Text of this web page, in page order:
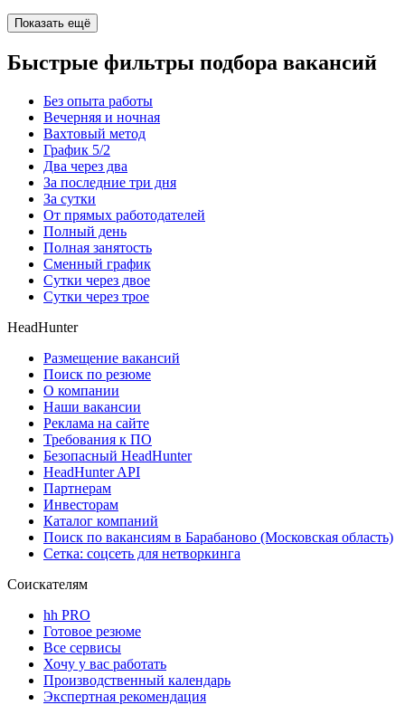
Показать ещё
Быстрые фильтры подбора вакансий
Без опыта работы
Вечерняя и ночная
Вахтовый метод
График 5/2
Два через два
За последние три дня
За сутки
От прямых работодателей
Полный день
Полная занятость
Сменный график
Сутки через двое
Сутки через трое
HeadHunter
Размещение вакансий
Поиск по резюме
О компании
Наши вакансии
Реклама на сайте
Требования к ПО
Безопасный HeadHunter
HeadHunter API
Партнерам
Инвесторам
Каталог компаний
Поиск по вакансиям в Барабаново (Московская область)
Сетка: соцсеть для нетворкинга
Соискателям
hh PRO
Готовое резюме
Все сервисы
Хочу у вас работать
Производственный календарь
Экспертная рекомендация